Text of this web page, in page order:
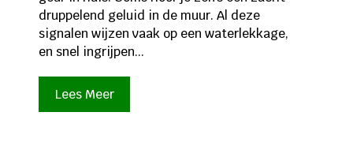
druppelend geluid in de muur. Al deze
signalen wijzen vaak op een waterlekkage,
en snel ingrijpen...
Lees Meer